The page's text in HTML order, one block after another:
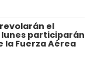
el
participarán
la Fuerza Aérea